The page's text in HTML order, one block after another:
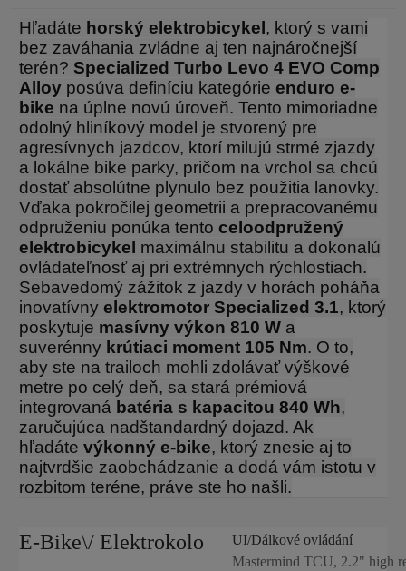
Hľadáte horský elektrobicykel , ktorý s vami
bez zaváhania zvládne aj ten najnáročnejší
terén? Specialized Turbo Levo 4 EVO Comp
Alloy posúva definíciu kategórie enduro e-
bike na úplne novú úroveň. Tento mimoriadne
odolný hliníkový model je stvorený pre
agresívnych jazdcov, ktorí milujú strmé zjazdy
a lokálne bike parky, pričom na vrchol sa chcú
dostať absolútne plynulo bez použitia lanovky.
Vďaka pokročilej geometrii a prepracovanému
odpruženiu ponúka tento celoodpružený
elektrobicykel maximálnu stabilitu a dokonalú
ovládateľnosť aj pri extrémnych rýchlostiach.
Sebavedomý zážitok z jazdy v horách poháňa
inovatívny elektromotor Specialized 3.1, ktorý
poskytuje masívny výkon 810 W a
suverénny krútiaci moment 105 Nm. O to,
aby ste na trailoch mohli zdolávať výškové
metre po celý deň, sa stará prémiová
integrovaná batéria s kapacitou 840 Wh,
zaručujúca nadštandardný dojazd. Ak
hľadáte výkonný e-bike, ktorý znesie aj to
najtvrdšie zaobchádzanie a dodá vám istotu v
rozbitom teréne, práve ste ho našli.
E-Bike\/ Elektrokolo
UI/Dálkové ovládání
Mastermind TCU, 2.2" high